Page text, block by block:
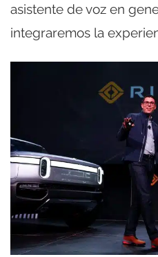
asistente de voz en
integraremos la